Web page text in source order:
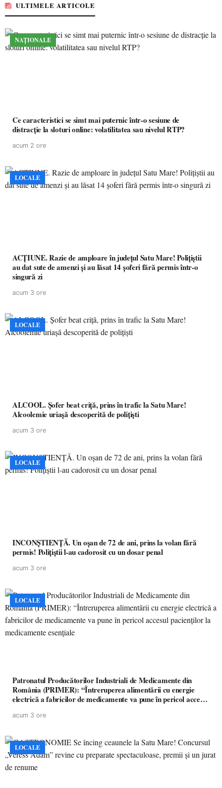
ULTIMELE ARTICOLE
NAȚIONALE
Ce caracteristici se simt mai puternic într-o sesiune de
distracție la sloturi online: volatilitatea sau nivelul RTP?
acum 2 ore
LOCALE
ACȚIUNE. Razie de amploare în județul Satu Mare! Polițiștii
au dat sute de amenzi și au lăsat 14 șoferi fără permis într-o
singură zi
acum 3 ore
LOCALE
ALCOOL. Șofer beat criță, prins în trafic la Satu Mare!
Alcoolemie uriașă descoperită de polițiști
acum 3 ore
LOCALE
INCONȘTIENȚĂ. Un oșan de 72 de ani, prins la volan fără
permis! Polițiștii l-au cadorosit cu un dosar penal
acum 3 ore
LOCALE
Patronatul Producătorilor Industriali de Medicamente din
România (PRIMER): “Întreruperea alimentării cu energie
electrică a fabricilor de medicamente va pune în pericol accesul
acum 3 ore
LOCALE